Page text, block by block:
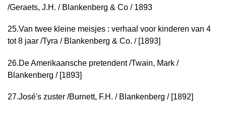
/Geraets, J.H. / Blankenberg & Co / 1893
25.Van twee kleine meisjes : verhaal voor kinderen van 4
tot 8 jaar /Tyra / Blankenberg & Co. / [1893]
26. De Amerikaansche pretendent /Twain, Mark /
Blankenberg / [1893]
27.José's zuster /Burnett, F.H. / Blankenberg / [1892]